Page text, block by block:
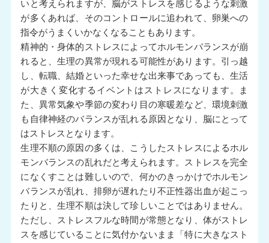
いと考えられますが、脳がストレスを感じるような刺激
が多くあれば、そのコントロールに追われて、卵巣への
指令がうまくいかなくなることもあります。
精神的・身体的ストレスによってホルモンバランスが崩
れると、生理の異常が現れる可能性があります。引っ越
し、転職、結婚といった幸せな出来事であっても、生活
が大きく変化するイベントはストレスになります。ま
た、異常気象や季節の変わり目の寒暖差など、環境刺激
も自律神経のバランスが乱れる原因となり、脳にとって
はストレスとなります。
生理不順の原因の多くは、こうしたストレスによるホル
モンバランスの乱れだと考えられます。ストレスを完全
になくすことは難しいので、何かのきっかけでホルモン
バランスが乱れ、排卵が遅れたり不正性器出血が起こっ
たりと、生理不順は決して珍しいことではありません。
ただし、ストレスフルな時間が常態となり、体がストレ
スを感じていることに気付かないまま「特に大きなスト